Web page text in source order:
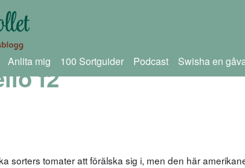
Anlita mig 100 Sortguider Podcast Swisha en
f2
sorters tomater att förälska sig i, men den här